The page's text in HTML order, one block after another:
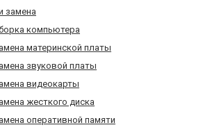
замена
компьютера
материнской платы
звуковой платы
видеокарты
жесткого диска
оперативной памяти